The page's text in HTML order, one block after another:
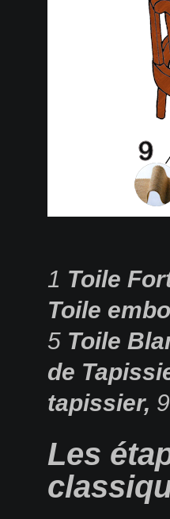
1 Toile
Toile
5 Toile
de
tapissier, 9
Les